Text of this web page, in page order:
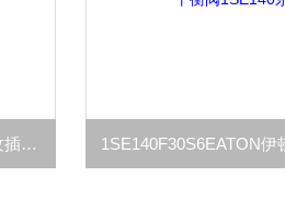
1SE140F30S4EATON伊顿IH螺纹插装平衡阀1SE140F30S6